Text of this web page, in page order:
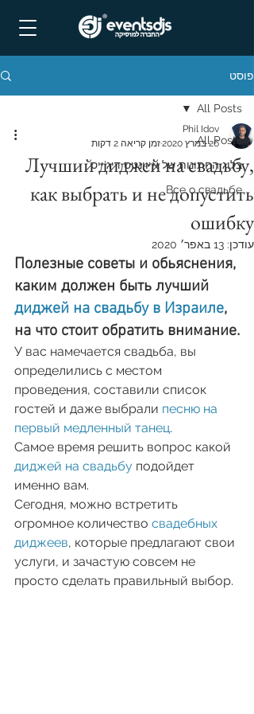
פוסט
All Posts
בלוג החתונות של איוונטס דיג'ייס
Все о свадьбе
All Posts
Лучший диджей на свадьбу,
как выбрать и не допустить
ошибку
Phil Idov
26 במרץ 2020
זמן קריאה 2 דקות
עודכן: 13 באפר׳ 2020
Полезные советы и обьяснения,
каким должен быть лучший
диджей на свадьбу в Израиле,
на что стоит обратить внимание.
У вас намечается свадьба, вы
определились с местом
проведения, составили список
гостей и даже выбрали песню на
первый медленный танец.
Самое время решить вопрос какой
диджей на свадьбу подойдет
именно вам.
Сегодня, можно встретить
огромное количество свадебных
диджеев, которые предлагают свои
услуги, и зачастую совсем не
просто сделать правильный выбор.